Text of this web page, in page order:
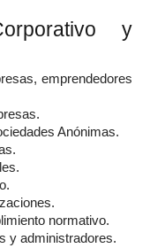
y
emprendedores
Anónimas.
normativo.
y administradores.